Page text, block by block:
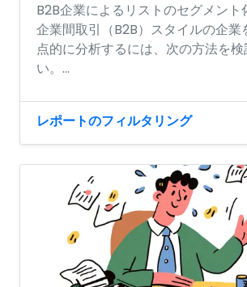
B2B企業によるリストのセグメント
企業間取引（B2B）スタイルの企業
点的に分析するには、次の方法を
い。...
レポートのフィルタリング